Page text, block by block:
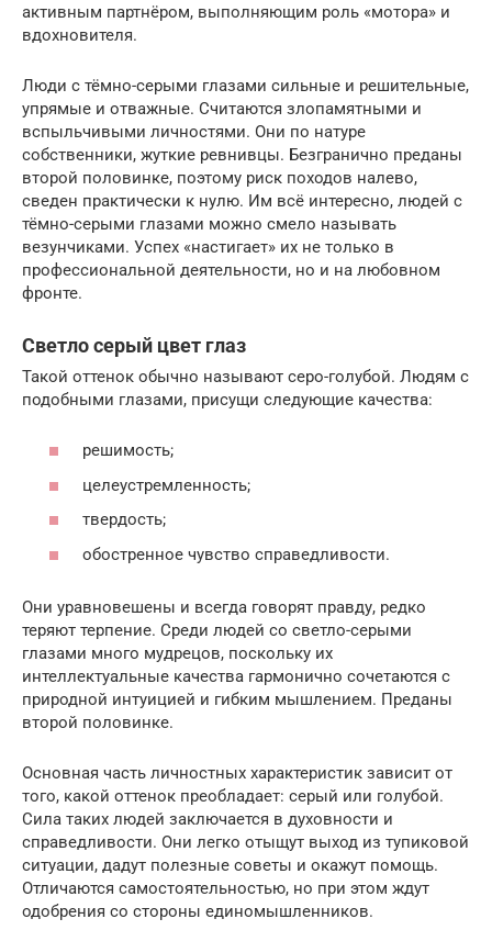
активным партнёром, выполняющим роль «мотора» и
вдохновителя.
Люди с тёмно-серыми глазами сильные и решительные,
упрямые и отважные. Считаются злопамятными и
вспыльчивыми личностями. Они по натуре
собственники, жуткие ревнивцы. Безгранично преданы
второй половинке, поэтому риск походов налево,
сведен практически к нулю. Им всё интересно, людей с
тёмно-серыми глазами можно смело называть
везунчиками. Успех «настигает» их не только в
профессиональной деятельности, но и на любовном
фронте.
Светло серый цвет глаз
Такой оттенок обычно называют серо-голубой. Людям с
подобными глазами, присущи следующие качества:
решимость;
целеустремленность;
твердость;
обостренное чувство справедливости.
Они уравновешены и всегда говорят правду, редко
теряют терпение. Среди людей со светло-серыми
глазами много мудрецов, поскольку их
интеллектуальные качества гармонично сочетаются с
природной интуицией и гибким мышлением. Преданы
второй половинке.
Основная часть личностных характеристик зависит от
того, какой оттенок преобладает: серый или голубой.
Сила таких людей заключается в духовности и
справедливости. Они легко отыщут выход из тупиковой
ситуации, дадут полезные советы и окажут помощь.
Отличаются самостоятельностью, но при этом ждут
одобрения со стороны единомышленников.